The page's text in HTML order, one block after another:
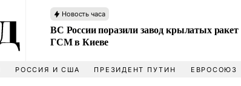
Новость часа
ВС России поразили завод крылатых ракет
ГСМ в Киеве
РОССИЯ И США ПРЕЗИДЕНТ ПУТИН ЕВРОСОЮЗ